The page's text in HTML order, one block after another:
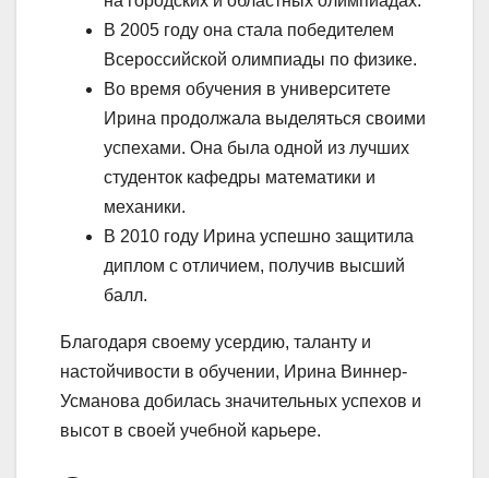
В 2005 году она стала победителем
Всероссийской олимпиады по физике.
Во время обучения в университете
Ирина продолжала выделяться своими
успехами. Она была одной из лучших
студенток кафедры математики и
механики.
В 2010 году Ирина успешно защитила
диплом с отличием, получив высший
балл.
Благодаря своему усердию, таланту и
настойчивости в обучении, Ирина Виннер-
Усманова добилась значительных успехов и
высот в своей учебной карьере.